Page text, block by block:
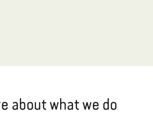
about what we do